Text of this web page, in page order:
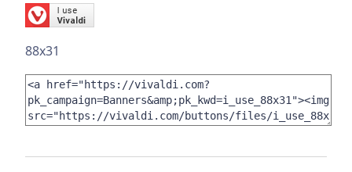
88x31